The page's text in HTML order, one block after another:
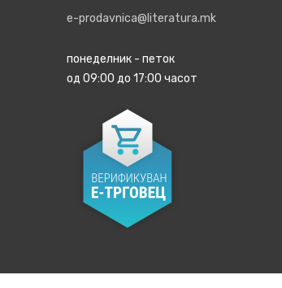
e-prodavnica@literatura.mk
понеделник - петок
од 09:00 до 17:00 часот